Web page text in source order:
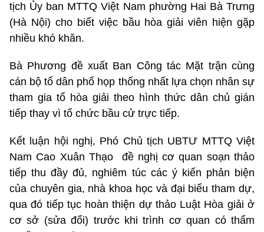
tịch Ủy ban MTTQ Việt Nam phường Hai Bà Trưng
(Hà Nội) cho biết việc bầu hòa giải viên hiện gặp
nhiều khó khăn.
Bà Phương đề xuất Ban Công tác Mặt trận cùng
cán bộ tổ dân phố họp thống nhất lựa chọn nhân sự
tham gia tổ hòa giải theo hình thức dân chủ gián
tiếp thay vì tổ chức bầu cử trực tiếp.
Kết luận hội nghị, Phó Chủ tịch UBTƯ MTTQ Việt
Nam Cao Xuân Thạo đề nghị cơ quan soạn thảo
tiếp thu đầy đủ, nghiêm túc các ý kiến phản biện
của chuyên gia, nhà khoa học và đại biểu tham dự,
qua đó tiếp tục hoàn thiện dự thảo Luật Hòa giải ở
cơ sở (sửa đổi) trước khi trình cơ quan có thẩm